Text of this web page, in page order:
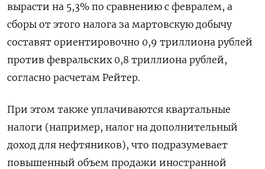
вырасти на 5,3% по сравнению с февралем, а
сборы от этого налога за мартовскую добычу
составят ориентировочно 0,9 триллиона рублей
против февральских 0,8 триллиона рублей,
согласно расчетам Рейтер.
При этом также уплачиваются квартальные
налоги (например, налог на дополнительный
доход для нефтяников), что подразумевает
повышенный объем продажи иностранной